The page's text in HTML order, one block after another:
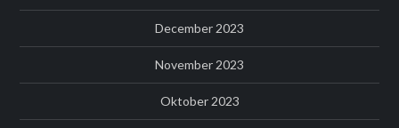
December 2023
November 2023
Oktober 2023